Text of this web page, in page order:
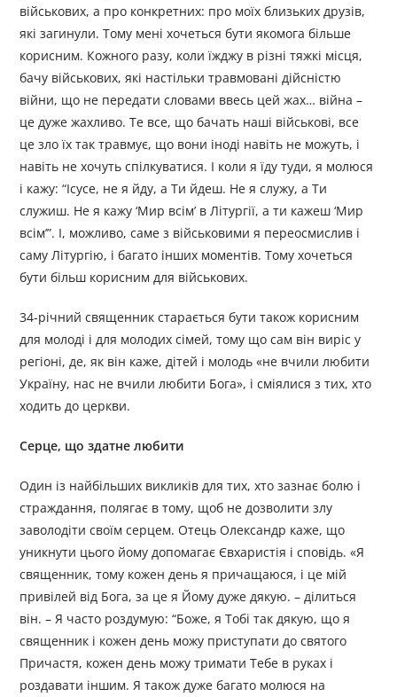
військових, а про конкретних: про моїх близьких друзів,
які загинули. Тому мені хочеться бути якомога більше
корисним. Кожного разу, коли їжджу в різні тяжкі місця,
бачу військових, які настільки травмовані дійсністю
війни, що не передати словами ввесь цей жах… війна –
це дуже жахливо. Те все, що бачать наші військові, все
це зло їх так травмує, що вони іноді навіть не можуть, і
навіть не хочуть спілкуватися. І коли я їду туди, я молюся
і кажу: “Ісусе, не я йду, а Ти йдеш. Не я служу, а Ти
служиш. Не я кажу ‘Мир всім’ в Літургії, а ти кажеш ‘Мир
всім’”. І, можливо, саме з військовими я переосмислив і
саму Літургію, і багато інших моментів. Тому хочеться
бути більш корисним для військових.
34-річний священник старається бути також корисним
для молоді і для молодих сімей, тому що сам він виріс у
регіоні, де, як він каже, дітей і молодь «не вчили любити
Україну, нас не вчили любити Бога», і сміялися з тих, хто
ходить до церкви.
Серце, що здатне любити
Один із найбільших викликів для тих, хто зазнає болю і
страждання, полягає в тому, щоб не дозволити злу
заволодіти своїм серцем. Отець Олександр каже, що
уникнути цього йому допомагає Євхаристія і сповідь. «Я
священник, тому кожен день я причащаюся, і це мій
привілей від Бога, за це я Йому дуже дякую. – ділиться
він. – Я часто роздумую: “Боже, я Тобі так дякую, що я
священник і кожен день можу приступати до святого
Причастя, кожен день можу тримати Тебе в руках і
роздавати іншим. Я також дуже багато молюся на